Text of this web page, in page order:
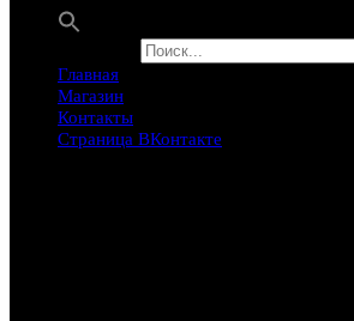
Главная
Магазин
Контакты
Страница ВКонтакте